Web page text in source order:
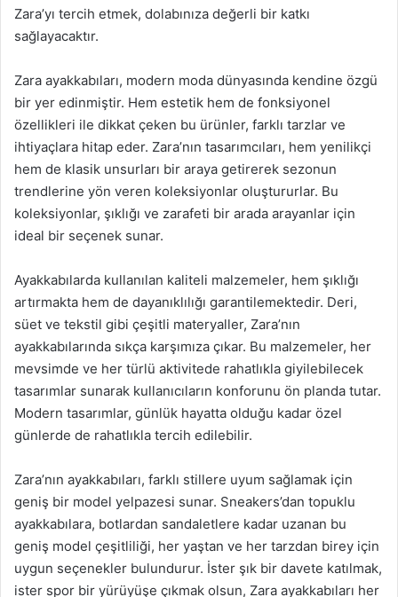
Zara’yı tercih etmek, dolabınıza değerli bir katkı
sağlayacaktır.
Zara ayakkabıları, modern moda dünyasında kendine özgü
bir yer edinmiştir. Hem estetik hem de fonksiyonel
özellikleri ile dikkat çeken bu ürünler, farklı tarzlar ve
ihtiyaçlara hitap eder. Zara’nın tasarımcıları, hem yenilikçi
hem de klasik unsurları bir araya getirerek sezonun
trendlerine yön veren koleksiyonlar oluştururlar. Bu
koleksiyonlar, şıklığı ve zarafeti bir arada arayanlar için
ideal bir seçenek sunar.
Ayakkabılarda kullanılan kaliteli malzemeler, hem şıklığı
artırmakta hem de dayanıklılığı garantilemektedir. Deri,
süet ve tekstil gibi çeşitli materyaller, Zara’nın
ayakkabılarında sıkça karşımıza çıkar. Bu malzemeler, her
mevsimde ve her türlü aktivitede rahatlıkla giyilebilecek
tasarımlar sunarak kullanıcıların konforunu ön planda tutar.
Modern tasarımlar, günlük hayatta olduğu kadar özel
günlerde de rahatlıkla tercih edilebilir.
Zara’nın ayakkabıları, farklı stillere uyum sağlamak için
geniş bir model yelpazesi sunar. Sneakers’dan topuklu
ayakkabılara, botlardan sandaletlere kadar uzanan bu
geniş model çeşitliliği, her yaştan ve her tarzdan birey için
uygun seçenekler bulundurur. İster şık bir davete katılmak,
ister spor bir yürüyüşe çıkmak olsun, Zara ayakkabıları her